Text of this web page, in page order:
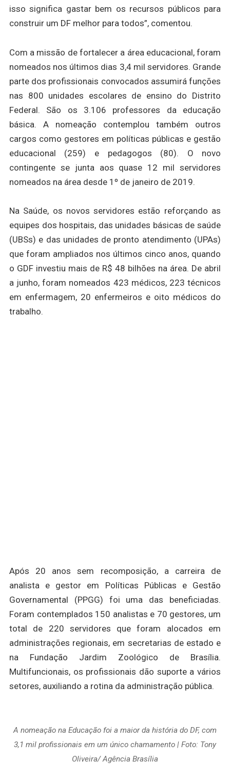
isso significa gastar bem os recursos públicos para
construir um DF melhor para todos”, comentou.
Com a missão de fortalecer a área educacional, foram
nomeados nos últimos dias 3,4 mil servidores. Grande
parte dos profissionais convocados assumirá funções
nas 800 unidades escolares de ensino do Distrito
Federal. São os 3.106 professores da educação
básica. A nomeação contemplou também outros
cargos como gestores em políticas públicas e gestão
educacional (259) e pedagogos (80). O novo
contingente se junta aos quase 12 mil servidores
nomeados na área desde 1º de janeiro de 2019.
Na Saúde, os novos servidores estão reforçando as
equipes dos hospitais, das unidades básicas de saúde
(UBSs) e das unidades de pronto atendimento (UPAs)
que foram ampliados nos últimos cinco anos, quando
o GDF investiu mais de R$ 48 bilhões na área. De abril
a junho, foram nomeados 423 médicos, 223 técnicos
em enfermagem, 20 enfermeiros e oito médicos do
trabalho.
Após 20 anos sem recomposição, a carreira de
analista e gestor em Políticas Públicas e Gestão
Governamental (PPGG) foi uma das beneficiadas.
Foram contemplados 150 analistas e 70 gestores, um
total de 220 servidores que foram alocados em
administrações regionais, em secretarias de estado e
na Fundação Jardim Zoológico de Brasília.
Multifuncionais, os profissionais dão suporte a vários
setores, auxiliando a rotina da administração pública.
A nomeação na Educação foi a maior da história do DF, com
3,1 mil profissionais em um único chamamento | Foto: Tony
Oliveira/ Agência Brasília